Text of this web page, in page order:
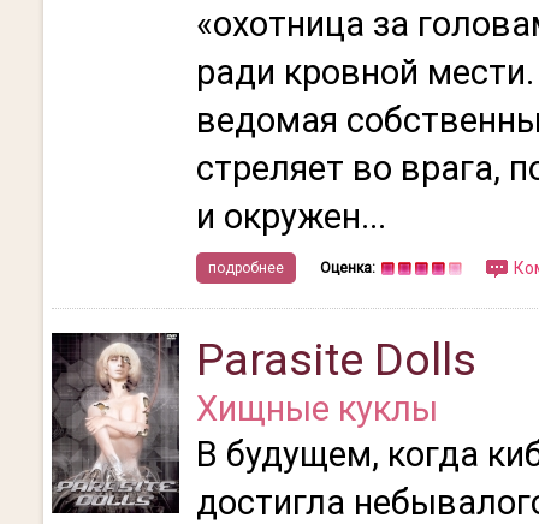
«охотница за
ради кровной
ведомая
стреляет во врага,
и окружен...
подробнее Оценка:
Parasite Dolls
Хищные куклы
В будущем, когда
достигла